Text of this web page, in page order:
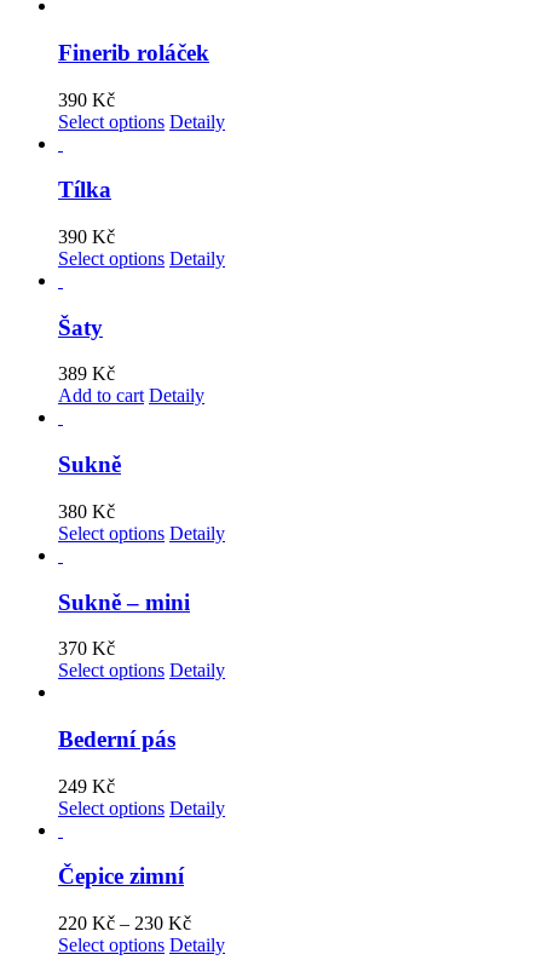
Finerib roláček
390 Kč
Select options Detaily
Tílka
390 Kč
Select options Detaily
Šaty
389 Kč
Add to cart Detaily
Sukně
380 Kč
Select options Detaily
Sukně – mini
370 Kč
Select options Detaily
Bederní pás
249 Kč
Select options Detaily
Čepice zimní
220 Kč – 230 Kč
Select options Detaily